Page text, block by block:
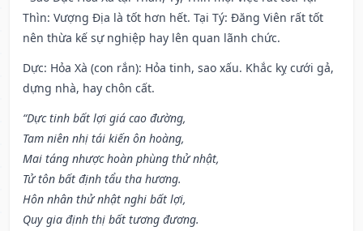
Thìn: Vượng Địa là tốt hơn hết. Tại Tý: Đăng Viên rất tốt
nên thừa kế sự nghiệp hay lên quan lãnh chức.
Dực: Hỏa Xà (con rắn): Hỏa tinh, sao xấu. Khắc kỵ cưới gả,
dựng nhà, hay chôn cất.
“Dực tinh bất lợi giá cao đường,
Tam niên nhị tái kiến ôn hoàng,
Mai táng nhược hoàn phùng thử nhật,
Tử tôn bất định tẩu tha hương.
Hôn nhân thử nhật nghi bất lợi,
Quy gia định thị bất tương đương.